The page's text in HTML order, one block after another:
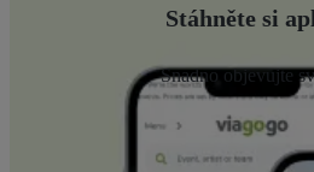
Stáhněte si
Snadno objevujte